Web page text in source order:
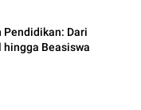
Dari
hingga Beasiswa